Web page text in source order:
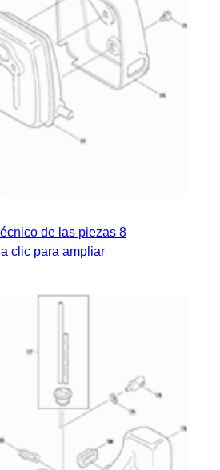
de las piezas 8
clic para ampliar